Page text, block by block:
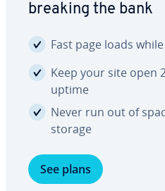
breaking the bank
Fast page loads
Keep your site open
uptime
Never run out of
storage
See plans